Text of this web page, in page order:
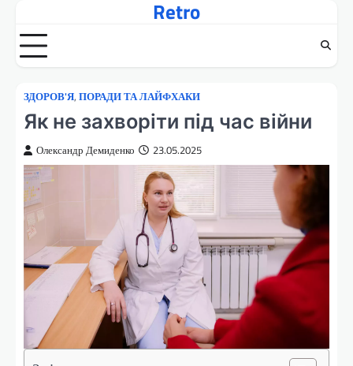
вмісту
Retro
ЗДОРОВ'Я, ПОРАДИ ТА ЛАЙФХАКИ
Як не захворіти під час війни
Олександр Демиденко 23.05.2025